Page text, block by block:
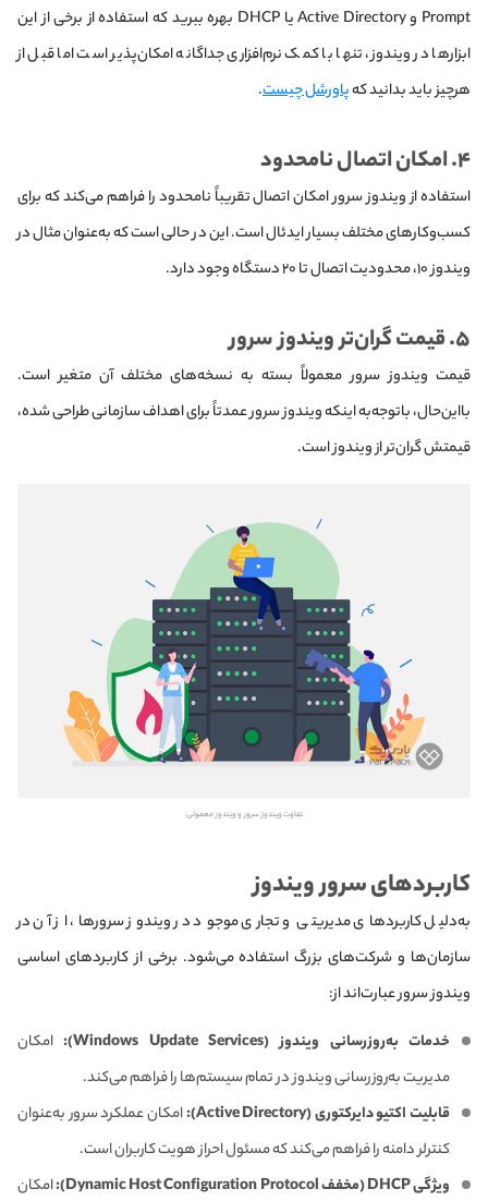
Prompt و Active Directory یا DHCP بهره ببرید که استفاده از برخی از این
ابزارها در ویندوز، تنها با کمک نرم‌افزاری جداگانه امکان‌پذیر است اما قبل از
هرچیز باید بدانید کهپاورشل چیست.
۴. امکان اتصال نامحدود
استفاده از ویندوز سرور امکان اتصال تقریباً نامحدود را فراهم می‌کند که برای
کسب‌وکارهای مختلف بسیار ایدئال است. این در حالی است که به‌عنوان‌ مثال در
ویندوز ۱۰، محدودیت اتصال تا ۲۰ دستگاه وجود دارد.
۵. قیمت گران‌تر ویندوز سرور
قیمت ویندوز سرور معمولاً بسته به نسخه‌های مختلف آن متغیر است.
بااین‌حال، باتوجه‌به اینکه ویندوز سرور عمدتاً برای اهداف سازمانی طراحی شده‌،
قیمتش گران‌تر از ویندوز است.
تفاوت ویندوز سرور و ویندوز معمولی
کاربردهای سرور ویندوز
به‌دلیل کاربردهای مدیریتی و تجاری موجود در ویندوز سرورها‌، از آن در
سازمان‌ها و شرکت‌های بزرگ استفاده می‌شود. برخی از کاربردهای اساسی
ویندوز سرور عبارت‌اند از:
خدمات به‌روزرسانی ویندوز (Windows Update Services):
امکان
مدیریت به‌روزرسانی ویندوز در تمام سیستم‌ها را فراهم می‌کند.
قابلیت اکتیو دایرکتوری (Active Directory):
امکان عملکرد سرور به‌عنوان
کنترلر دامنه را فراهم می‌کند که مسئول احراز هویت کاربران است.
ویژگی DHCP (مخفف Dynamic Host Configuration Protocol):
امکان